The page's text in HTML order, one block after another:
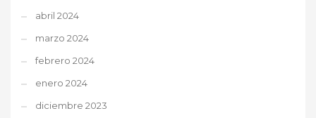
abril 2024
marzo 2024
febrero 2024
enero 2024
diciembre 2023